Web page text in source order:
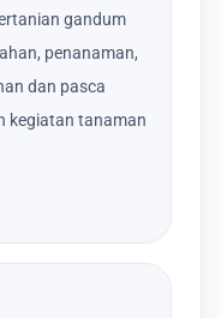
gandum
penanaman,
dan pasca
kegiatan tanaman